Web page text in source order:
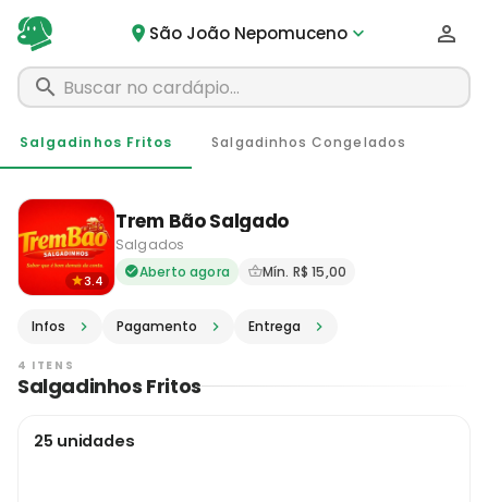
São João Nepomuceno
3.4
Trem Bão Salgado
Salgados
Delivery em São João
Aberto agora Mín. R$ 15,00
Infos Pagamento Entrega
Salgadinhos Fritos Salgadinhos Congelados
4 ITENS
Salgadinhos Fritos
25 unidades